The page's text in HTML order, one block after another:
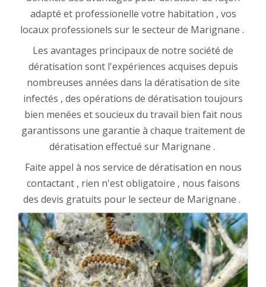
adapté et professionelle votre habitation , vos
locaux professionels sur le secteur de Marignane .
Les avantages principaux de notre société de
dératisation sont l'expériences acquises depuis
nombreuses années dans la dératisation de site
infectés , des opérations de dératisation toujours
bien menées et soucieux du travail bien fait nous
garantissons une garantie à chaque traitement de
dératisation effectué sur Marignane .
Faite appel à nos service de dératisation en nous
contactant , rien n'est obligatoire , nous faisons
des devis gratuits pour le secteur de Marignane .